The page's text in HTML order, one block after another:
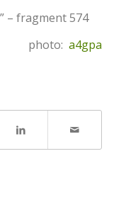
” – fragment 574
photo:a4gpa